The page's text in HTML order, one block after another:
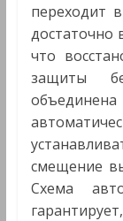
переходит
достаточно
что
защиты
смещение
Схема